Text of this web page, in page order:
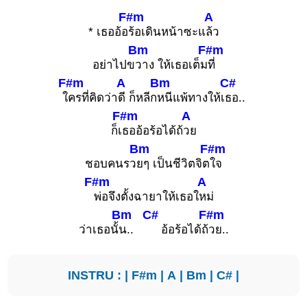
* เธออ้อ
F#m
ร้อเดินหน้าซะแ
A
ล้ว
อย่าไปข
Bm
วาง ให้เธอเต็ม
F#m
ที่
ใ
F#m
ครที่คิดว่า
A
ดี ก็หลีก
Bm
หนีแพ้ทางให้เ
C#
ธอ..
ก็เ
F#m
ธออ้อร้อได้ถ้
A
วย
ชอบคนรว
Bm
ยๆ เป็นชีวิตจิต
F#m
ใจ
F#m
พ่อจึงตั้งฉายาให้เธอใ
A
หม่
ว่าเธอนั้
Bm
น..
C#
อ้อร้อได้ถ้
F#m
วย..
INSTRU : | F#m | A | Bm | C# |